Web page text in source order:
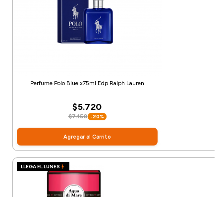
Perfume Polo Blue x75ml Edp Ralph Lauren
$5.720
$7.150 -20%
Agregar al Carrito
LLEGA EL LUNES